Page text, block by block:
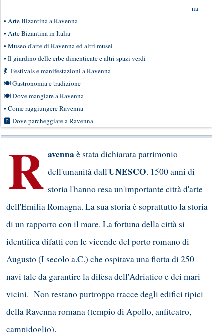
na
• Arte Bizantina a Ravenna
• Arte Bizantina in Italia
• Museo d'arte di Ravenna ed altri musei
• Il giardino delle erbe dimenticate e altri spazi verdi
💃 Festivals e manifestazioni a Ravenna
🍽Gastronomia e tradizione
🍽Dove mangiare a Ravenna
• Come raggiungere Ravenna
🅿 Dove parcheggiare a Ravenna
R avennaè stata dichiarata patrimonio
dell'umanità dall'UNESCO. 1500 anni di
storia l'hanno resa un'importante città d'arte
dell'Emilia Romagna. La sua storia è soprattutto la storia
di un rapporto con il mare. La fortuna della città si
identifica difatti con le vicende del porto romano di
Augusto (I secolo a.C.) che ospitava una flotta di 250
navi tale da garantire la difesa dell'Adriatico e dei mari
vicini. Non restano purtroppo tracce degli edifici tipici
della Ravenna romana (tempio di Apollo, anfiteatro,
campidoglio).